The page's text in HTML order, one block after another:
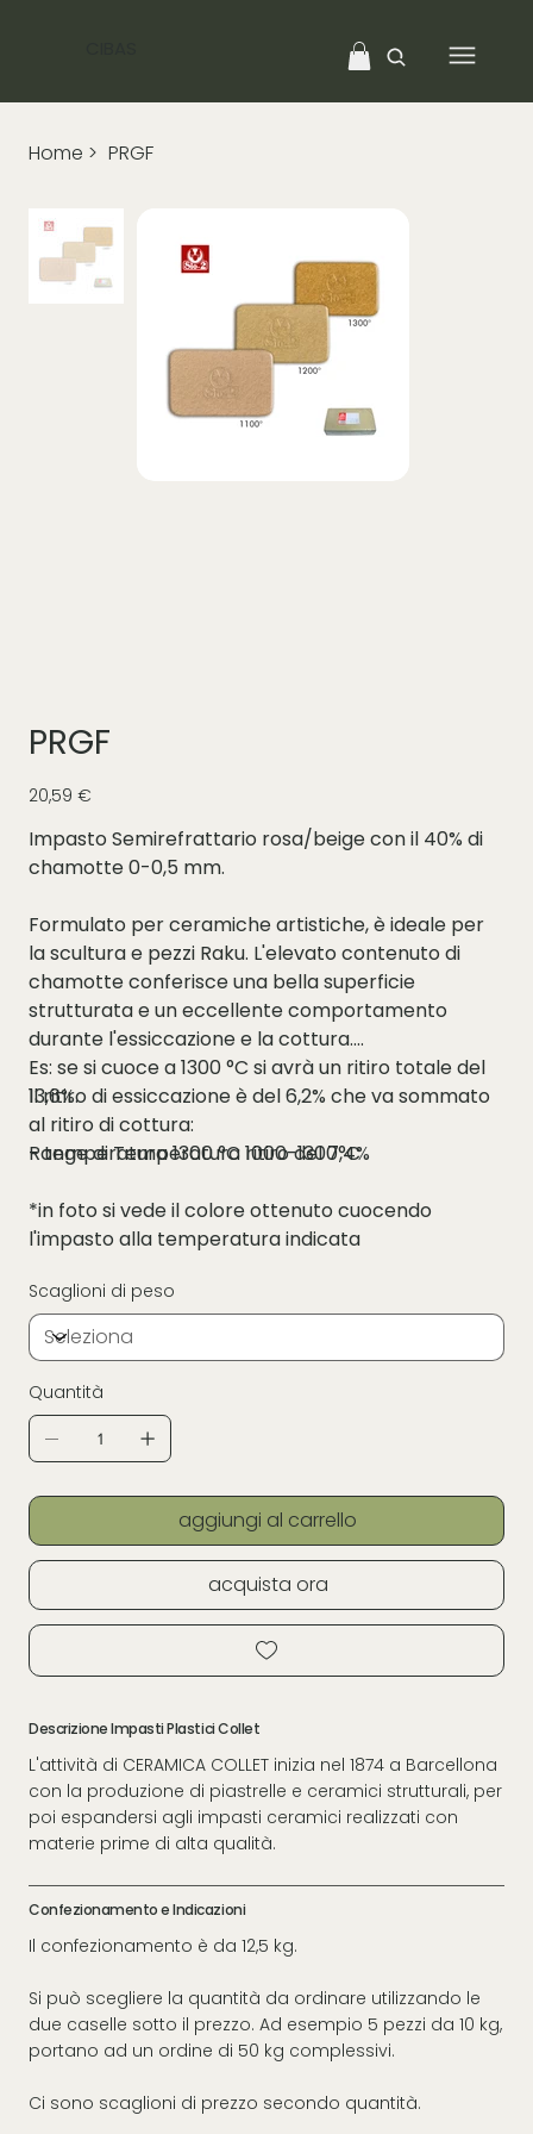
Home > PRGF
PRGF
Prezzo
20,59 €
Impasto Semirefrattario rosa/beige con il 40% di
chamotte 0-0,5 mm.
Formulato per ceramiche artistiche, è ideale per
la scultura e pezzi Raku. L'elevato contenuto di
chamotte conferisce una bella superficie
strutturata e un eccellente comportamento
durante l'essiccazione e la cottura.
Il ritiro di essiccazione è del 6,2% che va sommato
al ritiro di cottura:
- temperatura 1300 °C ritiro del 7,4%
Es: se si cuoce a 1300 °C si avrà un ritiro totale del
13,6%.
Range di Temperatura 1000-1300°C
*in foto si vede il colore ottenuto cuocendo
l'impasto alla temperatura indicata
Scaglioni di peso
Quantità
aggiungi al carrello
acquista ora
Descrizione Impasti Plastici Collet
L'attività di CERAMICA COLLET inizia nel 1874 a Barcellona
con la produzione di piastrelle e ceramici strutturali, per
poi espandersi agli impasti ceramici realizzati con
materie prime di alta qualità.
Confezionamento e Indicazioni
Il confezionamento è da 12,5 kg.
Si può scegliere la quantità da ordinare utilizzando le
due caselle sotto il prezzo. Ad esempio 5 pezzi da 10 kg,
portano ad un ordine di 50 kg complessivi.
Ci sono scaglioni di prezzo secondo quantità.